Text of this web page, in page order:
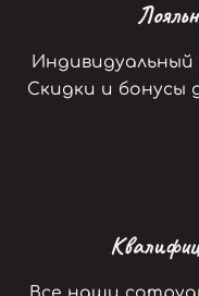
Индивидуальный
Скидки и бонусы